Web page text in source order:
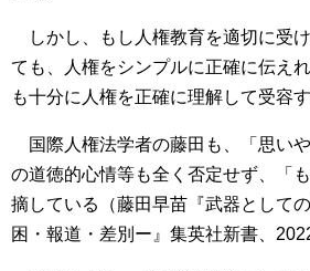
しかし、もし人権教育を適切に受
ても、人権をシンプルに正確に伝え
も十分に人権を正確に理解して受容
国際人権法学者の藤田も、「思い
の道徳的心情等も全く否定せず、「
摘している（藤田早苗『武器として
困・報道・差別ー』集英社新書、